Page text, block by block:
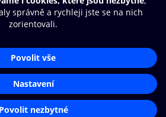
údajů
Aplikace O2 Knihovna
Čti a poslouchej své e-knihy a
audioknihy rychleji a pohodlněji.